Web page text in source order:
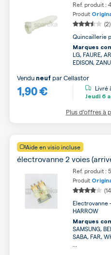
Ref. produit :
Produit
(2)
Quincaillerie
Marques
LG, FAURE,
EDISON,
1,90 €
Vendu neuf parCellastor
Livré
Jeudi 6
Plus d’offres à
Aide en visio incluse
électrovanne 2 voies
Ref. produit :
Produit
Electrovanne
HARROW
Marques
SAMSUNG,
SABA, FAR,